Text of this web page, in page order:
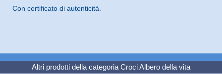
Con certificato di autenticità.
Altri prodotti della categoria Croci Albero della vita